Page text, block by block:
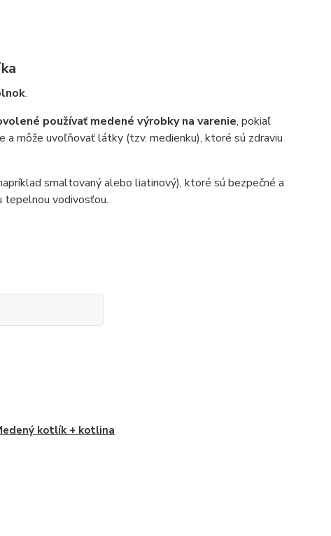
.
používať medené výrobky na varenie, pokiaľ
a môže uvoľňovať látky (tzv. medienku), ktoré sú zdraviu
smaltovaný alebo liatinový), ktoré sú bezpečné a
tepelnou vodivosťou.
kotlík + kotlina